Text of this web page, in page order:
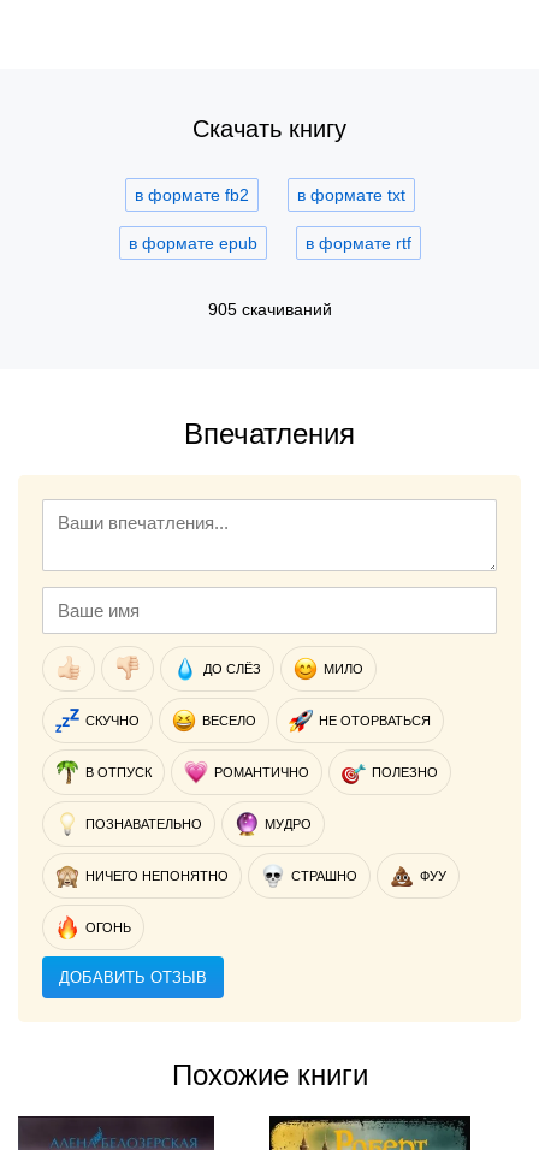
Скачать книгу
в формате fb2 в формате txt
в формате epub в формате rtf
905 скачиваний
Впечатления
ДО СЛЁЗ МИЛО
СКУЧНО ВЕСЕЛО НЕ ОТОРВАТЬСЯ
В ОТПУСК РОМАНТИЧНО ПОЛЕЗНО
ПОЗНАВАТЕЛЬНО МУДРО
НИЧЕГО НЕПОНЯТНО СТРАШНО ФУУ
ОГОНЬ
ДОБАВИТЬ ОТЗЫВ
Похожие книги